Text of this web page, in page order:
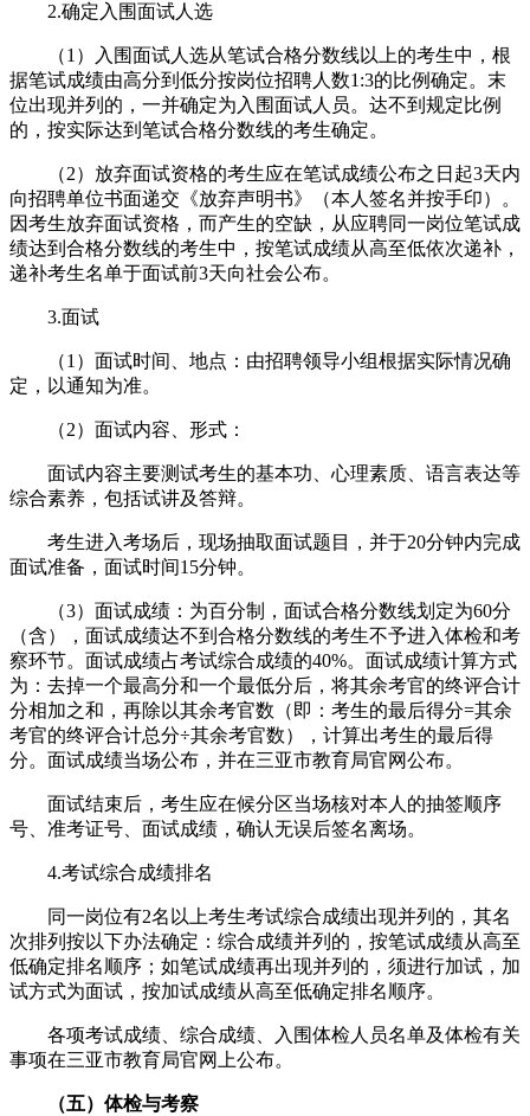
2.确定入围面试人选
（1）入围面试人选从笔试合格分数线以上的考生中，根
据笔试成绩由高分到低分按岗位招聘人数1:3的比例确定。末
位出现并列的，一并确定为入围面试人员。达不到规定比例
的，按实际达到笔试合格分数线的考生确定。
（2）放弃面试资格的考生应在笔试成绩公布之日起3天内
向招聘单位书面递交《放弃声明书》（本人签名并按手印）。
因考生放弃面试资格，而产生的空缺，从应聘同一岗位笔试成
绩达到合格分数线的考生中，按笔试成绩从高至低依次递补，
递补考生名单于面试前3天向社会公布。
3.面试
（1）面试时间、地点：由招聘领导小组根据实际情况确
定，以通知为准。
（2）面试内容、形式：
面试内容主要测试考生的基本功、心理素质、语言表达等
综合素养，包括试讲及答辩。
考生进入考场后，现场抽取面试题目，并于20分钟内完成
面试准备，面试时间15分钟。
（3）面试成绩：为百分制，面试合格分数线划定为60分
（含），面试成绩达不到合格分数线的考生不予进入体检和考
察环节。面试成绩占考试综合成绩的40%。面试成绩计算方式
为：去掉一个最高分和一个最低分后，将其余考官的终评合计
分相加之和，再除以其余考官数（即：考生的最后得分=其余
考官的终评合计总分÷其余考官数），计算出考生的最后得
分。面试成绩当场公布，并在三亚市教育局官网公布。
面试结束后，考生应在候分区当场核对本人的抽签顺序
号、准考证号、面试成绩，确认无误后签名离场。
4.考试综合成绩排名
同一岗位有2名以上考生考试综合成绩出现并列的，其名
次排列按以下办法确定：综合成绩并列的，按笔试成绩从高至
低确定排名顺序；如笔试成绩再出现并列的，须进行加试，加
试方式为面试，按加试成绩从高至低确定排名顺序。
各项考试成绩、综合成绩、入围体检人员名单及体检有关
事项在三亚市教育局官网上公布。
（五）体检与考察